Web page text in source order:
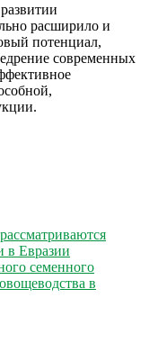
расширило и
потенциал,
современных
в Евразии
семенного
в